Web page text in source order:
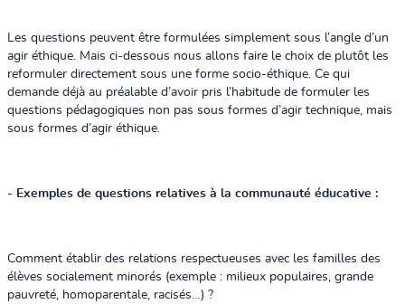
Les questions peuvent être formulées simplement sous l’angle d’un
agir éthique. Mais ci-dessous nous allons faire le choix de plutôt les
reformuler directement sous une forme socio-éthique. Ce qui
demande déjà au préalable d’avoir pris l’habitude de formuler les
questions pédagogiques non pas sous formes d’agir technique, mais
sous formes d’agir éthique.
- Exemples de questions relatives à la communauté éducative :
Comment établir des relations respectueuses avec les familles des
élèves socialement minorés (exemple : milieux populaires, grande
pauvreté, homoparentale, racisés…) ?